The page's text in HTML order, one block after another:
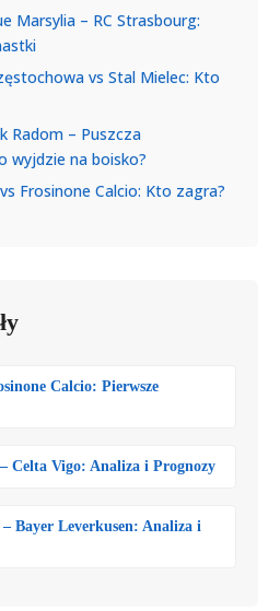
Marsylia – RC Strasbourg:
vs Stal Mielec: Kto
Radom – Puszcza
wyjdzie na boisko?
Frosinone Calcio: Kto zagra?
Calcio: Pierwsze
Celta Vigo: Analiza i Prognozy
Bayer Leverkusen: Analiza i